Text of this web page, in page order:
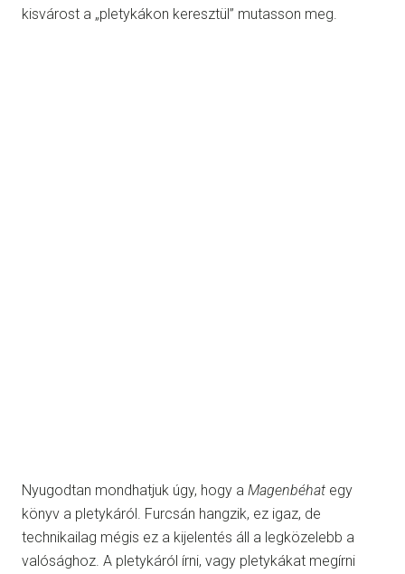
kisvárost a „pletykákon keresztül” mutasson meg.
Nyugodtan mondhatjuk úgy, hogy a Magenbéhat egy
könyv a pletykáról. Furcsán hangzik, ez igaz, de
technikailag mégis ez a kijelentés áll a legközelebb a
valósághoz. A pletykáról írni, vagy pletykákat megírni